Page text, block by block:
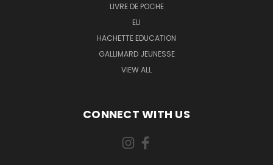
LIVRE DE POCHE
ELI
HACHETTE EDUCATION
GALLIMARD JEUNESSE
VIEW ALL
CONNECT WITH US